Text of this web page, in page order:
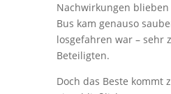
Nachwirkungen
Bus kam genauso
losgefahren war – sehr
Beteiligten.
Doch das Beste kommt